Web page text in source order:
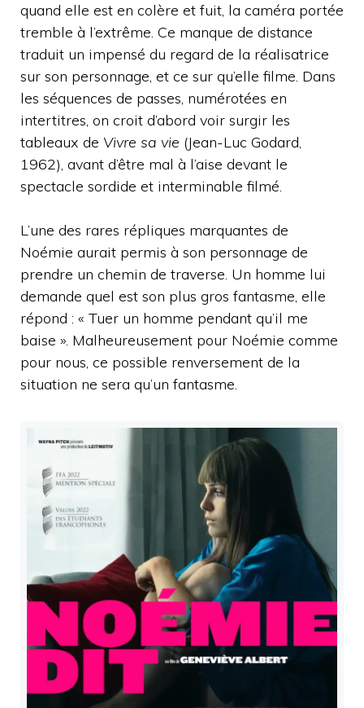
quand elle est en colère et fuit, la caméra portée
tremble à l’extrême. Ce manque de distance
traduit un impensé du regard de la réalisatrice
sur son personnage, et ce sur qu’elle filme. Dans
les séquences de passes, numérotées en
intertitres, on croit d’abord voir surgir les
tableaux de Vivre sa vie (Jean-Luc Godard,
1962), avant d’être mal à l’aise devant le
spectacle sordide et interminable filmé.
L’une des rares répliques marquantes de
Noémie aurait permis à son personnage de
prendre un chemin de traverse. Un homme lui
demande quel est son plus gros fantasme, elle
répond : « Tuer un homme pendant qu’il me
baise ». Malheureusement pour Noémie comme
pour nous, ce possible renversement de la
situation ne sera qu’un fantasme.